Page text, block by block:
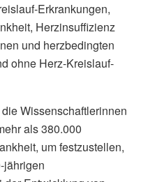
Erkrankungen,
Herzinsuffizienz
und herzbedingten
ohne Herz-Kreislauf-
Wissenschaftlerinnen
als 380.000
um festzustellen,
jährigen